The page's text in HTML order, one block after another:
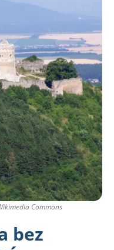
Commons
bez